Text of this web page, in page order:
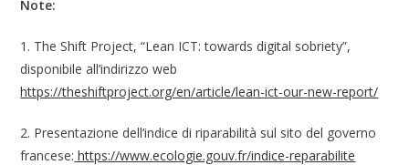
Note:
1. The Shift Project, “Lean ICT: towards digital sobriety”,
disponibile all’indirizzo web
https://theshiftproject.org/en/article/lean-ict-our-new-report/
2. Presentazione dell’indice di riparabilità sul sito del governo
francese: https://www.ecologie.gouv.fr/indice-reparabilite